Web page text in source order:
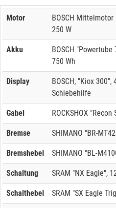
Motor
BOSCH Mittelmotor
250 W
Akku
BOSCH
750 Wh
Display
BOSCH, "Kiox
Schiebehilfe
Gabel ROCKSHOX "Recon
Bremse SHIMANO "BR-
Bremshebel SHIMANO "BL-
Schaltung SRAM "NX Eagle",
Schalthebel SRAM "SX Eagle